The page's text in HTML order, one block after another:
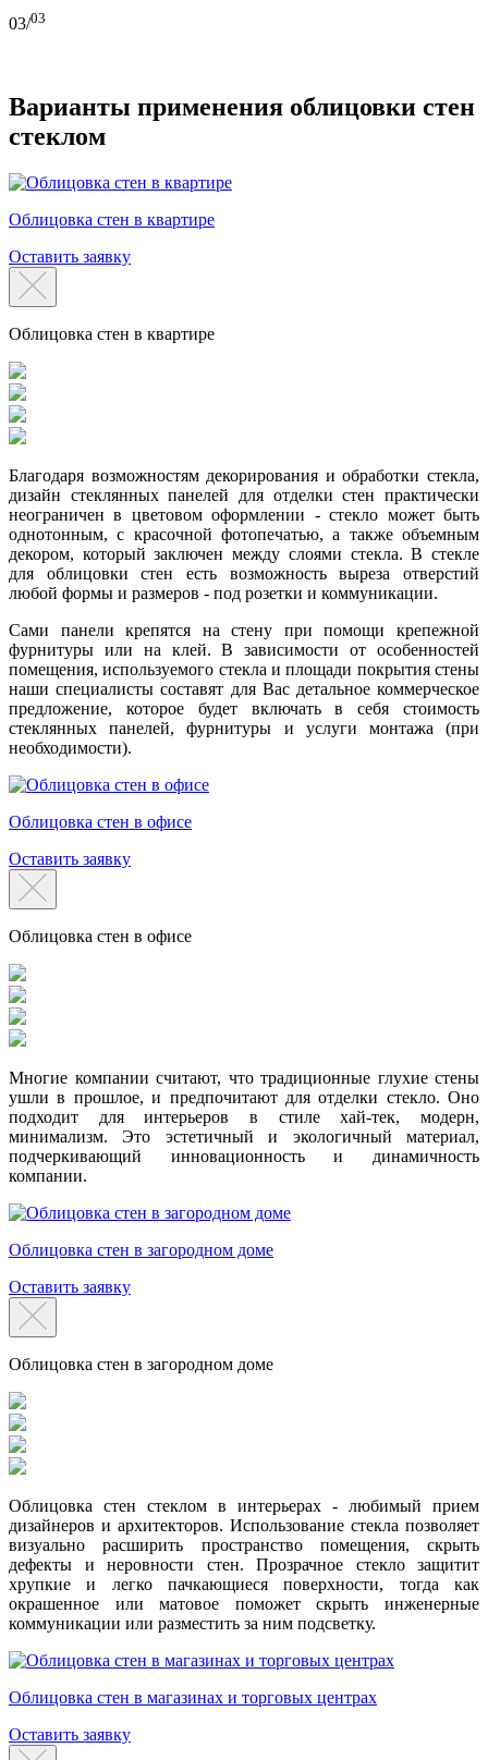
03/03
Варианты применения облицовки стен
стеклом
Облицовка стен в квартире
Оставить заявку
Облицовка стен в квартире
Благодаря возможностям декорирования и обработки стекла,
дизайн стеклянных панелей для отделки стен практически
неограничен в цветовом оформлении - стекло может быть
однотонным, с красочной фотопечатью, а также объемным
декором, который заключен между слоями стекла. В стекле
для облицовки стен есть возможность выреза отверстий
любой формы и размеров - под розетки и коммуникации.
Сами панели крепятся на стену при помощи крепежной
фурнитуры или на клей. В зависимости от особенностей
помещения, используемого стекла и площади покрытия стены
наши специалисты составят для Вас детальное коммерческое
предложение, которое будет включать в себя стоимость
стеклянных панелей, фурнитуры и услуги монтажа (при
необходимости).
Облицовка стен в офисе
Оставить заявку
Облицовка стен в офисе
Многие компании считают, что традиционные глухие стены
ушли в прошлое, и предпочитают для отделки стекло. Оно
подходит для интерьеров в стиле хай-тек, модерн,
минимализм. Это эстетичный и экологичный материал,
подчеркивающий инновационность и динамичность
компании.
Облицовка стен в загородном доме
Оставить заявку
Облицовка стен в загородном доме
Облицовка стен стеклом в интерьерах - любимый прием
дизайнеров и архитекторов. Использование стекла позволяет
визуально расширить пространство помещения, скрыть
дефекты и неровности стен. Прозрачное стекло защитит
хрупкие и легко пачкающиеся поверхности, тогда как
окрашенное или матовое поможет скрыть инженерные
коммуникации или разместить за ним подсветку.
Облицовка стен в магазинах и торговых центрах
Оставить заявку